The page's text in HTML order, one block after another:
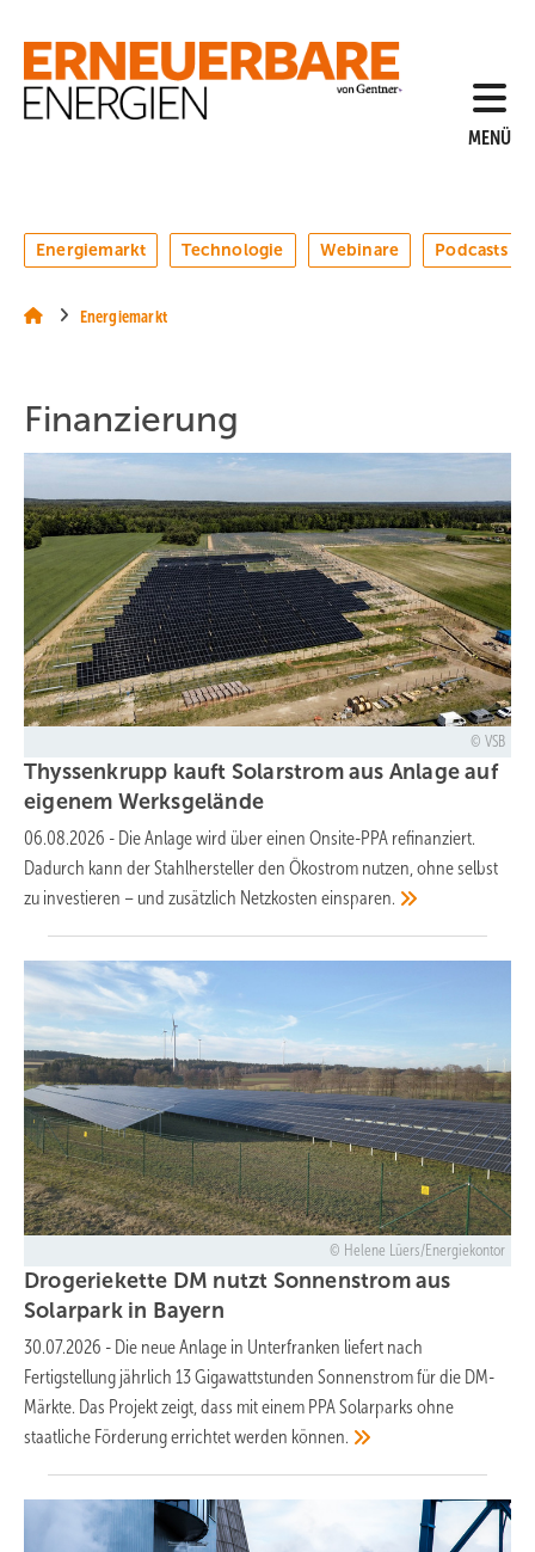
Hauptinhalt
Hauptmenü
SiteSearch
MENÜ
Energiemarkt Technologie Webinare Podcasts
Energiemarkt
Finanzierung
VSB
Thyssenkrupp kauft Solarstrom aus Anlage auf
eigenem Werksgelände
06.08.2026 - Die Anlage wird über einen Onsite-PPA refinanziert.
Dadurch kann der Stahlhersteller den Ökostrom nutzen, ohne selbst
zu investieren – und zusätzlich Netzkosten einsparen.
Helene Lüers/Energiekontor
Drogeriekette DM nutzt Sonnenstrom aus
Solarpark in Bayern
30.07.2026 - Die neue Anlage in Unterfranken liefert nach
Fertigstellung jährlich 13 Gigawattstunden Sonnenstrom für die DM-
Märkte. Das Projekt zeigt, dass mit einem PPA Solarparks ohne
staatliche Förderung errichtet werden können.